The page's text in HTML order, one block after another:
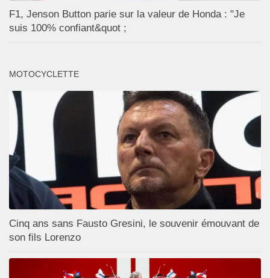
F1, Jenson Button parie sur la valeur de Honda : "Je
suis 100% confiant&quot ;
MOTOCYCLETTE
Cinq ans sans Fausto Gresini, le souvenir émouvant de
son fils Lorenzo